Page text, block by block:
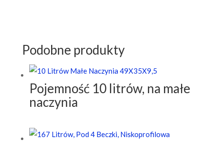
Podobne produkty
Pojemność 10 litrów, na małe
naczynia